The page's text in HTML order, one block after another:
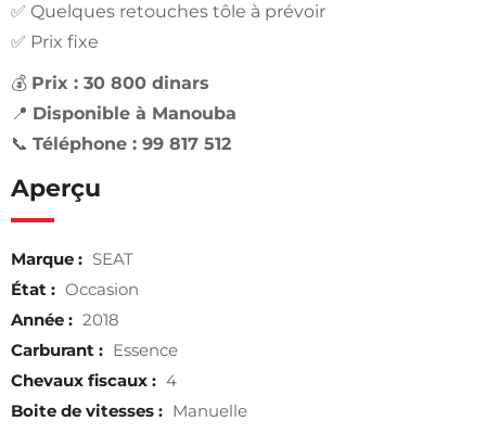
✅ Quelques retouches tôle à prévoir
✅ Prix fixe
💰 Prix : 30 800 dinars
📍 Disponible à Manouba
📞 Téléphone : 99 817 512
Aperçu
Marque : SEAT
État : Occasion
Année : 2018
Carburant : Essence
Chevaux fiscaux : 4
Boite de vitesses : Manuelle